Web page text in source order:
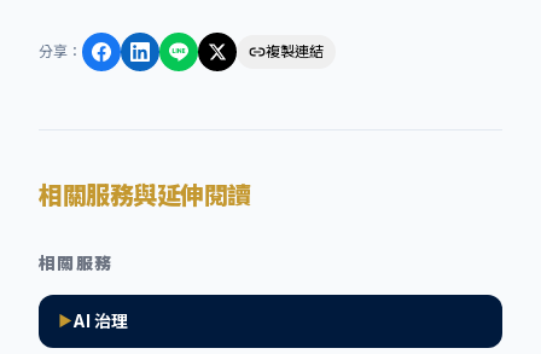
分享 ： 複製連結
相關服務與延伸閱讀
相關服務
▶AI 治理